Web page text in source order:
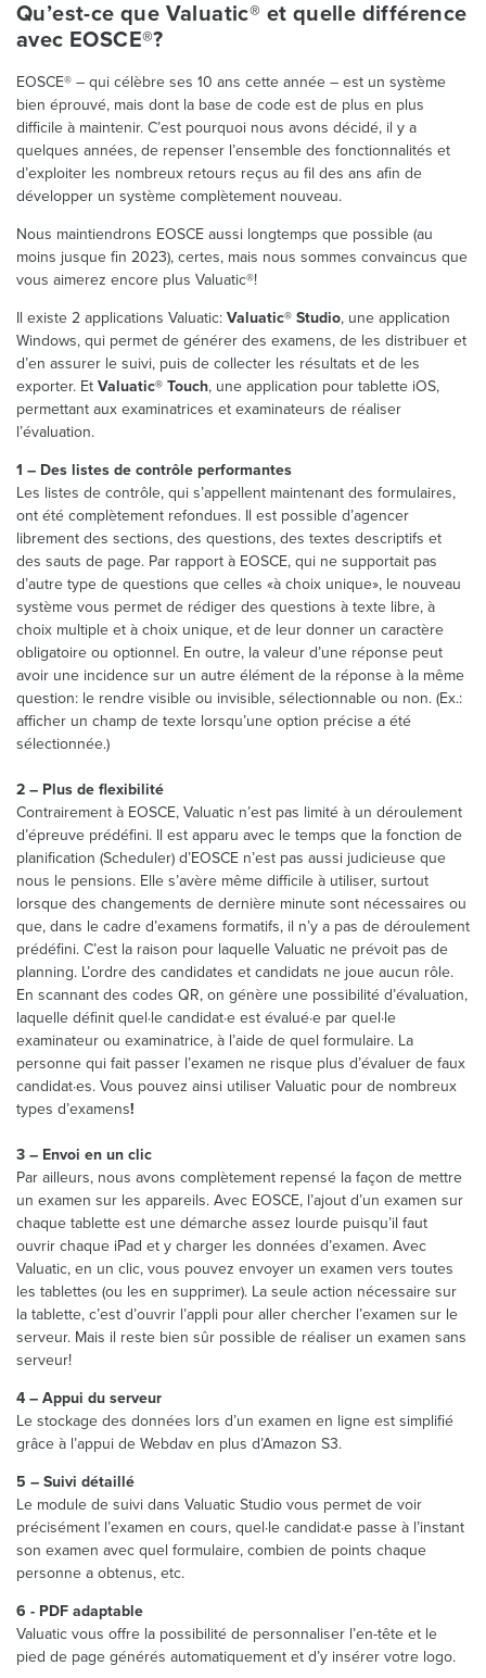
Qu’est-ce que Valuatic® et quelle différence
avec EOSCE®?
EOSCE® – qui célèbre ses 10 ans cette année – est un système
bien éprouvé, mais dont la base de code est de plus en plus
difficile à maintenir. C’est pourquoi nous avons décidé, il y a
quelques années, de repenser l’ensemble des fonctionnalités et
d’exploiter les nombreux retours reçus au fil des ans afin de
développer un système complètement nouveau.
Nous maintiendrons EOSCE aussi longtemps que possible (au
moins jusque fin 2023), certes, mais nous sommes convaincus que
vous aimerez encore plus Valuatic®!
Il existe 2 applications Valuatic: Valuatic® Studio, une application
Windows, qui permet de générer des examens, de les distribuer et
d’en assurer le suivi, puis de collecter les résultats et de les
exporter. Et Valuatic® Touch, une application pour tablette iOS,
permettant aux examinatrices et examinateurs de réaliser
l’évaluation.
1 – Des listes de contrôle performantes
Les listes de contrôle, qui s’appellent maintenant des formulaires,
ont été complètement refondues. Il est possible d’agencer
librement des sections, des questions, des textes descriptifs et
des sauts de page. Par rapport à EOSCE, qui ne supportait pas
d’autre type de questions que celles «à choix unique», le nouveau
système vous permet de rédiger des questions à texte libre, à
choix multiple et à choix unique, et de leur donner un caractère
obligatoire ou optionnel. En outre, la valeur d’une réponse peut
avoir une incidence sur un autre élément de la réponse à la même
question: le rendre visible ou invisible, sélectionnable ou non. (Ex.:
afficher un champ de texte lorsqu’une option précise a été
sélectionnée.)
2 – Plus de flexibilité
Contrairement à EOSCE, Valuatic n’est pas limité à un déroulement
d’épreuve prédéfini. Il est apparu avec le temps que la fonction de
planification (Scheduler) d’EOSCE n’est pas aussi judicieuse que
nous le pensions. Elle s’avère même difficile à utiliser, surtout
lorsque des changements de dernière minute sont nécessaires ou
que, dans le cadre d’examens formatifs, il n’y a pas de déroulement
prédéfini. C’est la raison pour laquelle Valuatic ne prévoit pas de
planning. L’ordre des candidates et candidats ne joue aucun rôle.
En scannant des codes QR, on génère une possibilité d’évaluation,
laquelle définit quel·le candidat·e est évalué·e par quel·le
examinateur ou examinatrice, à l’aide de quel formulaire. La
personne qui fait passer l’examen ne risque plus d’évaluer de faux
candidat·es. Vous pouvez ainsi utiliser Valuatic pour de nombreux
types d’examens!
3 – Envoi en un clic
Par ailleurs, nous avons complètement repensé la façon de mettre
un examen sur les appareils. Avec EOSCE, l’ajout d’un examen sur
chaque tablette est une démarche assez lourde puisqu’il faut
ouvrir chaque iPad et y charger les données d’examen. Avec
Valuatic, en un clic, vous pouvez envoyer un examen vers toutes
les tablettes (ou les en supprimer). La seule action nécessaire sur
la tablette, c’est d’ouvrir l’appli pour aller chercher l’examen sur le
serveur. Mais il reste bien sûr possible de réaliser un examen sans
serveur!
4 – Appui du serveur
Le stockage des données lors d’un examen en ligne est simplifié
grâce à l’appui de Webdav en plus d’Amazon S3.
5 – Suivi détaillé
Le module de suivi dans Valuatic Studio vous permet de voir
précisément l’examen en cours, quel·le candidat·e passe à l’instant
son examen avec quel formulaire, combien de points chaque
personne a obtenus, etc.
6 - PDF adaptable
Valuatic vous offre la possibilité de personnaliser l’en-tête et le
pied de page générés automatiquement et d’y insérer votre logo.